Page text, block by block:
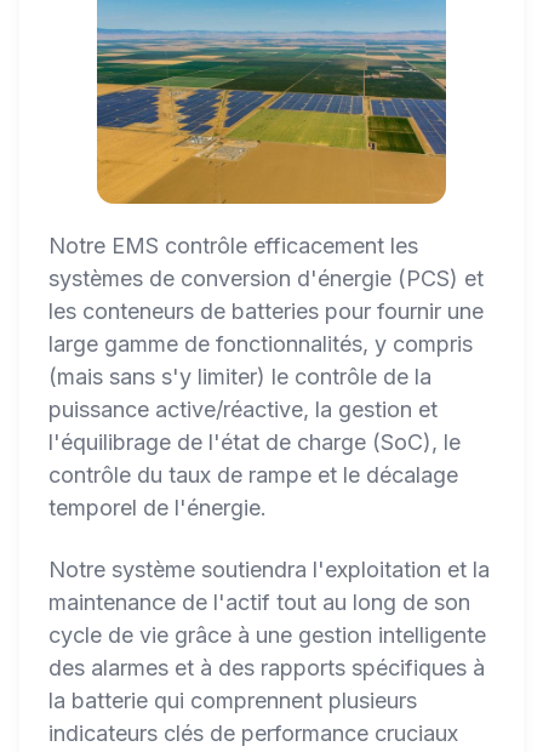
Notre EMS contrôle efficacement les
systèmes de conversion d'énergie (PCS) et
les conteneurs de batteries pour fournir une
large gamme de fonctionnalités, y compris
(mais sans s'y limiter) le contrôle de la
puissance active/réactive, la gestion et
l'équilibrage de l'état de charge (SoC), le
contrôle du taux de rampe et le décalage
temporel de l'énergie.
Notre système soutiendra l'exploitation et la
maintenance de l'actif tout au long de son
cycle de vie grâce à une gestion intelligente
des alarmes et à des rapports spécifiques à
la batterie qui comprennent plusieurs
indicateurs clés de performance cruciaux